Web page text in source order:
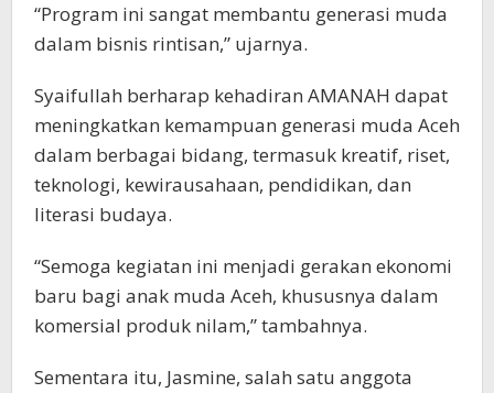
“Program ini sangat membantu generasi muda
dalam bisnis rintisan,” ujarnya.
Syaifullah berharap kehadiran AMANAH dapat
meningkatkan kemampuan generasi muda Aceh
dalam berbagai bidang, termasuk kreatif, riset,
teknologi, kewirausahaan, pendidikan, dan
literasi budaya.
“Semoga kegiatan ini menjadi gerakan ekonomi
baru bagi anak muda Aceh, khususnya dalam
komersial produk nilam,” tambahnya.
Sementara itu, Jasmine, salah satu anggota